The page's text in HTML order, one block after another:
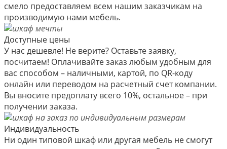
смело предоставляем всем нашим заказчикам на
производимую нами мебель.
Доступные цены
У нас дешевле! Не верите? Оставьте заявку,
посчитаем! Оплачивайте заказ любым удобным для
вас способом – наличными, картой, по QR-коду
онлайн или переводом на расчетный счет компании.
Вы вносите предоплату всего 10%, остальное – при
получении заказа.
Индивидуальность
Ни один типовой шкаф или другая мебель не смогут